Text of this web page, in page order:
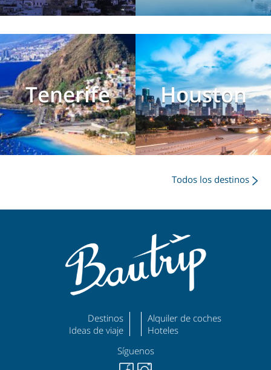
Tenerife Houston
Todos los destinos
Destinos
Ideas de viaje
Alquiler de coches
Hoteles
Síguenos